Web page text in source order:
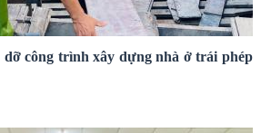
công trình xây dựng nhà ở trái phép